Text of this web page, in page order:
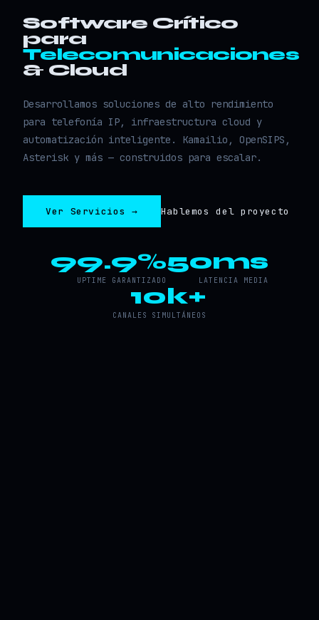
Software Crítico
para
Telecomunicaciones
& Cloud
Desarrollamos soluciones de alto rendimiento
para telefonía IP, infraestructura cloud y
automatización inteligente. Kamailio, OpenSIPS,
Asterisk y más — construidos para escalar.
Ver Servicios → Hablemos del proyecto
99.9%
UPTIME GARANTIZADO
50ms
LATENCIA MEDIA
10k+
CANALES SIMULTÁNEOS